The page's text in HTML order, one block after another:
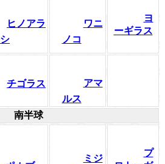
ヒノアラ
シ
ワニ
ノコ
ヨ
ーギラス
チゴラス
アマ
ルス
南半球
ミジ
プ